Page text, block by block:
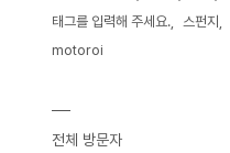
태그를 입력해 주세요.
스펀지
motoroi
전체 방문자